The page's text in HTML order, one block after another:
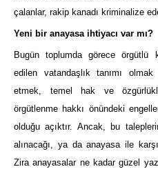
çalanlar, rakip kanadı kriminalize
Yeni bir anayasa ihtiyacı var mı?
Bugün toplumda görece örgütlü
edilen vatandaşlık tanımı
etmek, temel hak ve
örgütlenme hakkı önündeki
olduğu açıktır. Ancak, bu
alınacağı, ya da anayasa ile
Zira anayasalar ne kadar güzel